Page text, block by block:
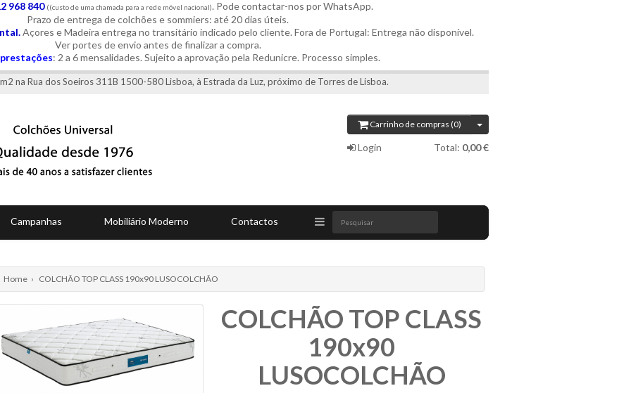
968 840 ((custo de uma chamada para a rede móvel nacional). Pode contactar-nos por WhatsApp.
Prazo de entrega de colchões e sommiers: até 20 dias úteis.
Açores e Madeira entrega no transitário indicado pelo cliente. Fora de Portugal: Entrega não disponível.
Ver portes de envio antes de finalizar a compra.
: 2 a 6 mensalidades. Sujeito a aprovação pela Redunicre. Processo simples.
na Rua dos Soeiros 311B 1500-580 Lisboa, à Estrada da Luz, próximo de Torres de Lisboa.
Carrinho de compras (0)
Login Total: 0,00 €
Campanhas Mobiliário Moderno Contactos
Home › COLCHÃO TOP CLASS 190x90 LUSOCOLCHÃO
COLCHÃO TOP CLASS
190x90
LUSOCOLCHÃO